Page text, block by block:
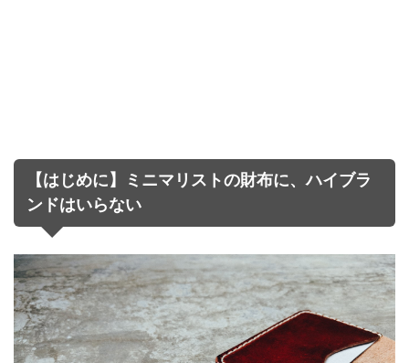
【はじめに】ミニマリストの財布に、ハイブラ
ンドはいらない